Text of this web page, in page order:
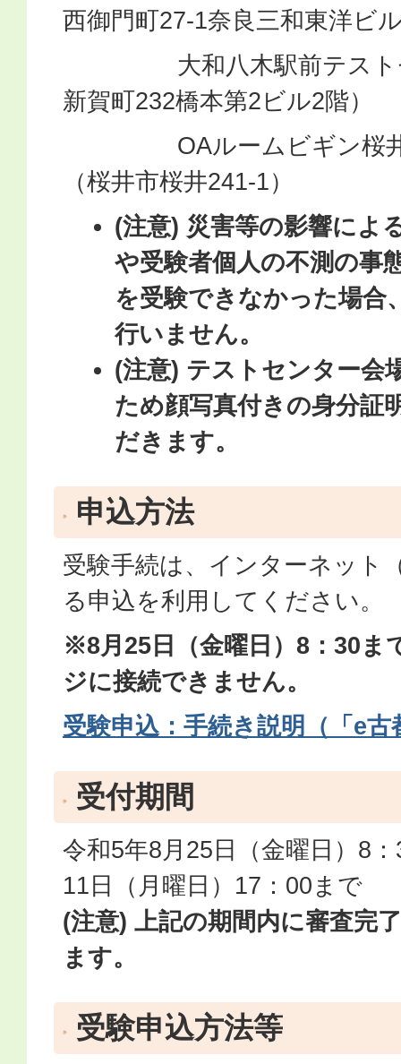
西御門町27-1奈良三和東洋ビ
大和八木駅前テストセ
新賀町232橋本第2ビル2階）
OAルームビギン桜井
（桜井市桜井241-1）
(注意) 災害等の影響によ
や受験者個人の不測の事
を受験できなかった場合
行いません。
(注意) テストセンター会
ため顔写真付きの身分証
だきます。
申込方法
受験手続は、インターネット
る申込を利用してください。
※8月25日（金曜日）8：30ま
ジに接続できません。
受験申込：手続き説明（「e
受付期間
令和5年8月25日（金曜日）8
11日（月曜日）17：00まで
(注意) 上記の期間内に審査完
ます。
受験申込方法等